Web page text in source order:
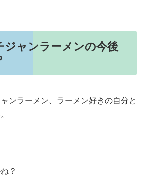
ジャンラーメンの今後
ンラーメン、ラーメン好きの自分と
？